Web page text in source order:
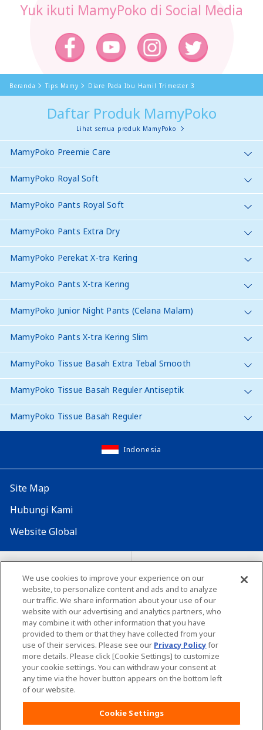
Yuk ikuti MamyPoko di Social Media
Beranda Tips Mamy Diare Pada Ibu Hamil Trimester 3
Daftar Produk MamyPoko
Lihat semua produk MamyPoko
MamyPoko Preemie Care
MamyPoko Royal Soft
MamyPoko Pants Royal Soft
MamyPoko Pants Extra Dry
MamyPoko Perekat X-tra Kering
MamyPoko Pants X-tra Kering
MamyPoko Junior Night Pants (Celana Malam)
MamyPoko Pants X-tra Kering Slim
MamyPoko Tissue Basah Extra Tebal Smooth
MamyPoko Tissue Basah Reguler Antiseptik
MamyPoko Tissue Basah Reguler
Indonesia
Site Map
Hubungi Kami
Website Global
Map Situs Lokasi seluruh dunia
Tentang penggunaan situs ini Lingkungan yang dianjurkan
Copyright© Unicharm Corporation
We use cookies to improve your experience on our
website, to personalize content and ads and to analyze
our traffic. We share information about your use of our
website with our advertising and analytics partners, who
may combine it with other information that you have
provided to them or that they have collected from your
use of their services. Please see our Privacy Policyfor
more details. Please click [Cookie Settings] to customize
your cookie settings. You can withdraw your consent at
any time via the hover button appears on the bottom left
of our website.
Cookie Settings